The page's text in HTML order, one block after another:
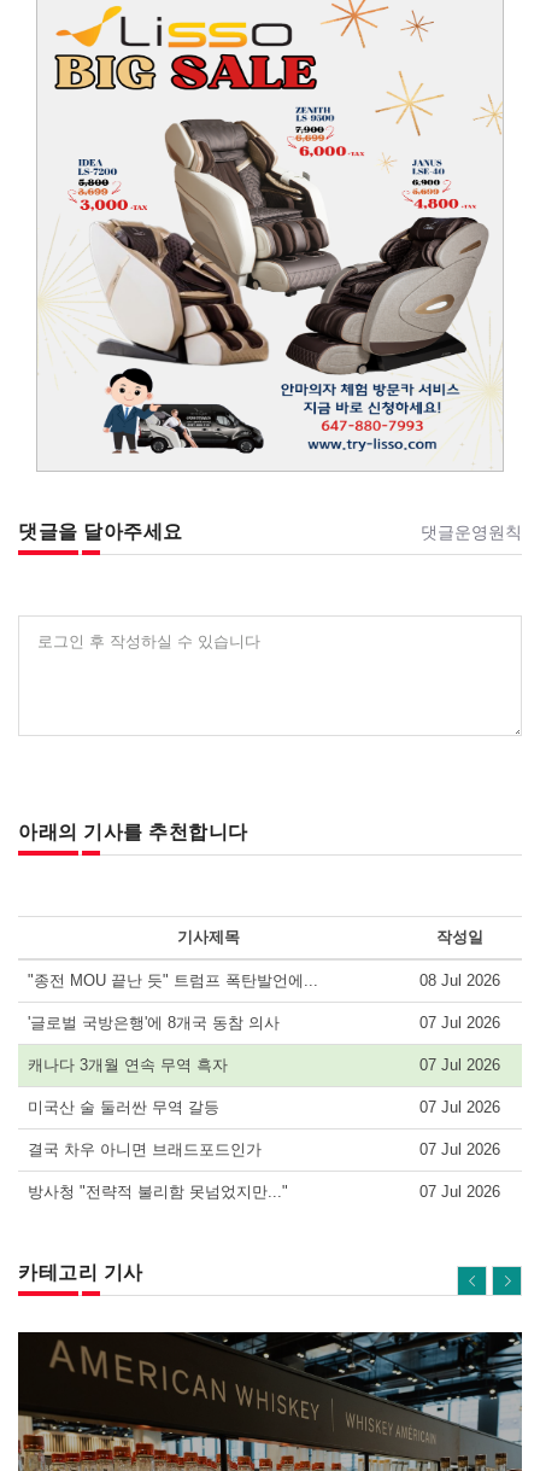
댓글을 달아주세요 댓글운영원칙
로그인 후 작성하실 수 있습니다
아래의 기사를 추천합니다
기사제목 작성일
"종전 MOU 끝난 듯" 트럼프 폭탄발언에... 08 Jul 2026
'글로벌 국방은행'에 8개국 동참 의사 07 Jul 2026
캐나다 3개월 연속 무역 흑자 07 Jul 2026
미국산 술 둘러싼 무역 갈등 07 Jul 2026
결국 차우 아니면 브래드포드인가 07 Jul 2026
방사청 "전략적 불리함 못넘었지만..." 07 Jul 2026
카테고리 기사